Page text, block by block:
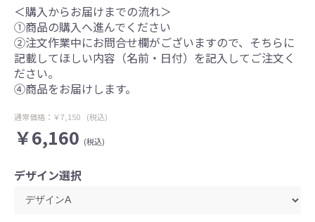
＜購入からお届けまでの流れ＞
①商品の購入へ進んでください
②注文作業中にお問合せ欄がございますので、そちらに
記載してほしい内容（名前・日付）を記入してご注文く
ださい。
④商品をお届けします。
通常価格：￥7,150 (税込)
￥6,160 (税込)
デザイン選択